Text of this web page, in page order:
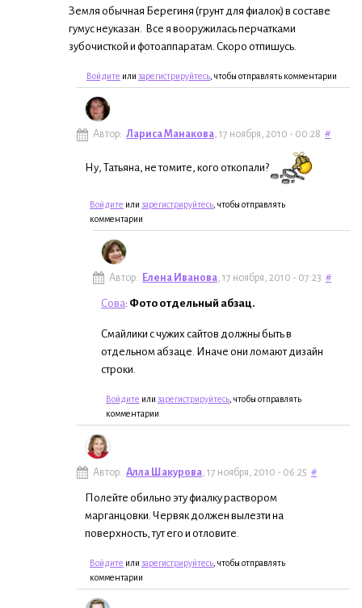
Земля обычная Берегиня (грунт для фиалок) в составе
гумус неуказан. Все я вооружилась перчатками
зубочисткой и фотоаппаратам. Скоро отпишусь.
Войдите или зарегистрируйтесь , чтобы отправлять комментарии
Автор: Лариса Манакова, 17 ноября, 2010 - 00:28 #
Ну, Татьяна, не томите, кого откопали?
Войдите или зарегистрируйтесь , чтобы отправлять
комментарии
Автор: Елена Иванова , 17 ноября, 2010 - 07:23 #
Сова: Фото отдельный абзац.
Смайлики с чужих сайтов должны быть в
отдельном абзаце. Иначе они ломают дизайн
строки.
Войдите или зарегистрируйтесь , чтобы отправлять
комментарии
Автор: Алла Шакурова , 17 ноября, 2010 - 06:25 #
Полейте обильно эту фиалку раствором
марганцовки. Червяк должен вылезти на
поверхность, тут его и отловите.
Войдите или зарегистрируйтесь , чтобы отправлять
комментарии